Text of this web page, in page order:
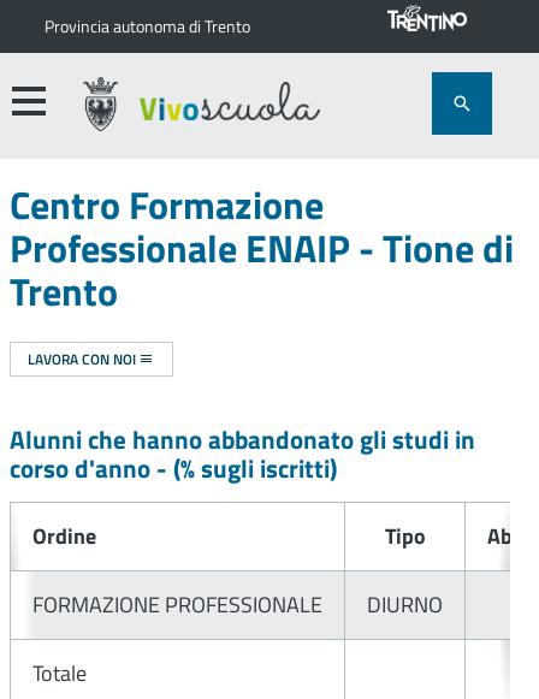
Provincia autonoma di Trento
Centro Formazione
Professionale ENAIP - Tione di
Trento
LAVORA CON NOI
Alunni che hanno abbandonato gli studi in
corso d'anno -(% sugli iscritti)
Ordine Tipo
FORMAZIONE PROFESSIONALE DIURNO
Totale